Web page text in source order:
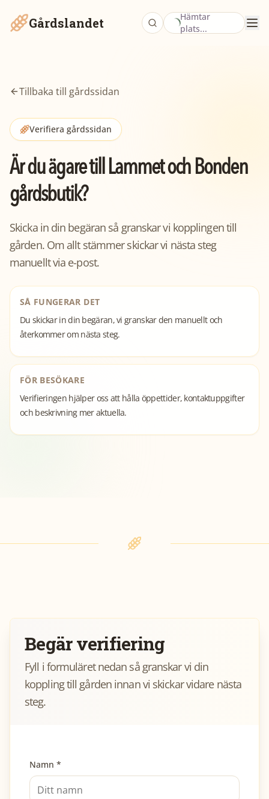
Gårdslandet
Hämtar
plats...
Tillbaka till gårdssidan
Verifiera gårdssidan
Är du ägare tillLammet och Bonden
gårdsbutik?
Skicka in din begäran så granskar vi kopplingen till
gården. Om allt stämmer skickar vi nästa steg
manuellt via e-post.
SÅ FUNGERAR DET
Du skickar in din begäran, vi granskar den manuellt och
återkommer om nästa steg.
FÖR BESÖKARE
Verifieringen hjälper oss att hålla öppettider, kontaktuppgifter
och beskrivning mer aktuella.
GråboÖppna publika sidan
Begär verifiering
Fyll i formuläret nedan så granskar vi din
koppling till gården innan vi skickar vidare nästa
steg.
Namn *